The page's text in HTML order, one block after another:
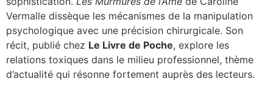
Vermalle dissèque les mécanismes de la manipulation
psychologique avec une précision chirurgicale. Son
récit, publié chez Le Livre de Poche, explore les
relations toxiques dans le milieu professionnel, thème
d’actualité qui résonne fortement auprès des lecteurs.